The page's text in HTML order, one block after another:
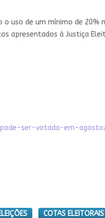
uso de um mínimo de 20%
apresentados à Justiça
ser-votada-em-
COTAS ELEITORAIS